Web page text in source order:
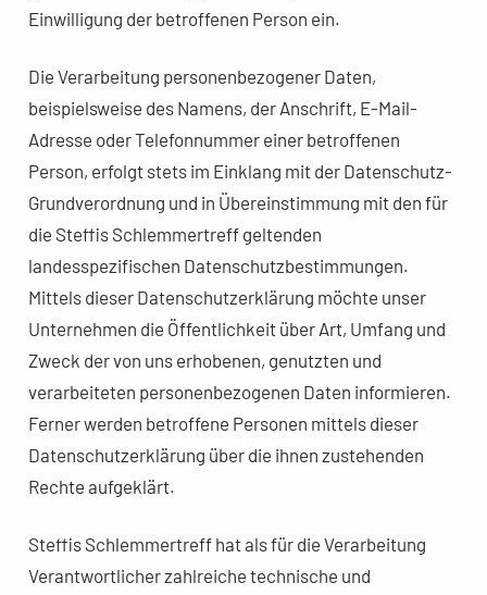
Einwilligung der betroffenen Person ein.
Die Verarbeitung personenbezogener Daten,
beispielsweise des Namens, der Anschrift, E-Mail-
Adresse oder Telefonnummer einer betroffenen
Person, erfolgt stets im Einklang mit der Datenschutz-
Grundverordnung und in Übereinstimmung mit den für
die Steffis Schlemmertreff geltenden
landesspezifischen Datenschutzbestimmungen.
Mittels dieser Datenschutzerklärung möchte unser
Unternehmen die Öffentlichkeit über Art, Umfang und
Zweck der von uns erhobenen, genutzten und
verarbeiteten personenbezogenen Daten informieren.
Ferner werden betroffene Personen mittels dieser
Datenschutzerklärung über die ihnen zustehenden
Rechte aufgeklärt.
Steffis Schlemmertreff hat als für die Verarbeitung
Verantwortlicher zahlreiche technische und